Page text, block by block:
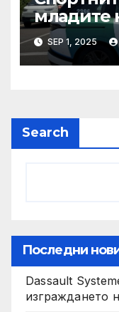
младите
техните
нужда от
и ние ще
SEP 1, 2025
Search
Последни
Dassault
изграждането